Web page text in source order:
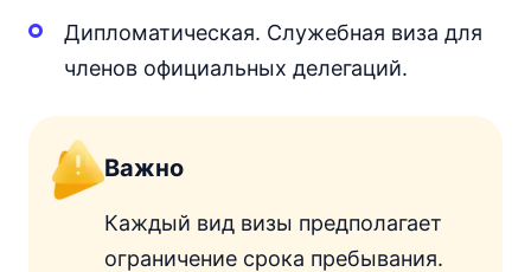
Дипломатическая. Служебная виза для
членов официальных делегаций.
Важно
Каждый вид визы предполагает
ограничение срока пребывания.